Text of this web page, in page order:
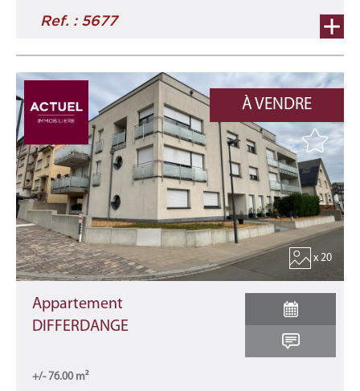
Ref. : 5677
À VENDRE
x 20
Appartement
DIFFERDANGE
+/- 76.00 m²